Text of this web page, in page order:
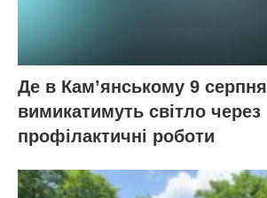
Де в Кам’янському 9 серпня
вимикатимуть світло через
профілактичні роботи